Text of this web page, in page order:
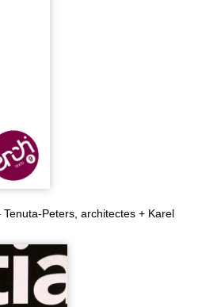
Peters, architectes + Karel